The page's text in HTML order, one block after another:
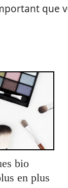
que
bio
en plus